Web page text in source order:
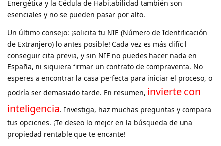
Energética y la Cédula de Habitabilidad también son
esenciales y no se pueden pasar por alto.
Un último consejo: ¡solicita tu NIE (Número de Identificación
de Extranjero) lo antes posible! Cada vez es más difícil
conseguir cita previa, y sin NIE no puedes hacer nada en
España, ni siquiera firmar un contrato de compraventa. No
esperes a encontrar la casa perfecta para iniciar el proceso, o
podría ser demasiado tarde. En resumen, invierte con
inteligencia. Investiga, haz muchas preguntas y compara
tus opciones. ¡Te deseo lo mejor en la búsqueda de una
propiedad rentable que te encante!